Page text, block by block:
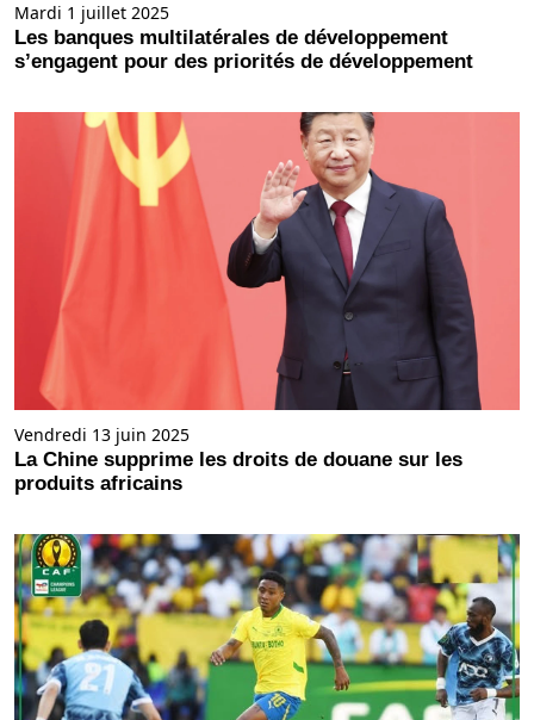
Mardi 1 juillet 2025
Les banques multilatérales de développement
s’engagent pour des priorités de développement
Vendredi 13 juin 2025
La Chine supprime les droits de douane sur les
produits africains